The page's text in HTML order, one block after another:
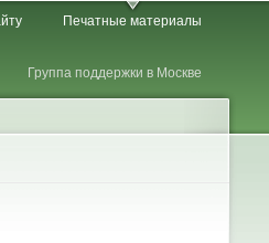
Печатные материалы
Группа поддержки в Москве